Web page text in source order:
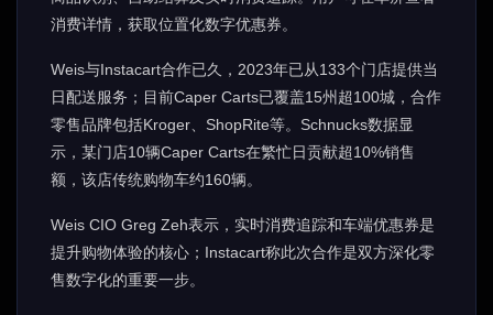
消费详情，获取位置化数字优惠券。
Weis与Instacart合作已久，2023年已从133个门店提供当
日配送服务；目前Caper Carts已覆盖15州超100城，合作
零售品牌包括Kroger、ShopRite等。Schnucks数据显
示，某门店10辆Caper Carts在繁忙日贡献超10%销售
额，该店传统购物车约160辆。
Weis CIO Greg Zeh表示，实时消费追踪和车端优惠券是
提升购物体验的核心；Instacart称此次合作是双方深化零
售数字化的重要一步。